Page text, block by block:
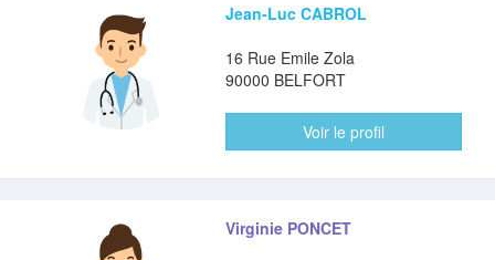
Jean-Luc CABROL
16 Rue Emile Zola
90000 BELFORT
Voir le profil
Virginie PONCET